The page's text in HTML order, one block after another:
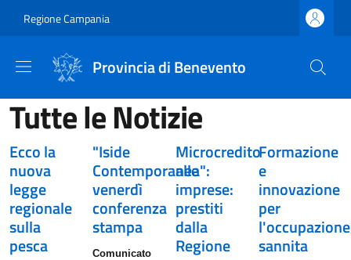
Regione Campania
Provincia di Benevento
Tutte le Notizie
Ecco la
nuova
legge
regionale
sulla
pesca
"Iside
Contemporanea":
venerdì
conferenza
stampa
Comunicato
Microcredito
alle
imprese:
prestiti
dalla
Regione
Formazione
e
innovazione
per
l'occupazione
sannita